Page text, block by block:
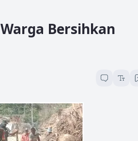
Bersihkan